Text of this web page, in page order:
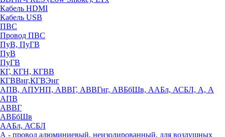
Кабель HDMI
Кабель USB
ПВС
Провод ПВС
ПуВ, ПуГВ
ПуВ
ПуГВ
КГ, КГН, КГВВ
КГВВнг,КГВЭнг
АПВ, АПУНП, АВВГ, АВВГнг, АВБбШв, ААБл, АСБЛ, А, А
АПВ
АВВГ
АВБбШв
ААБл, АСБЛ
А - провод алюминиевый, неизолированный, для воздушных